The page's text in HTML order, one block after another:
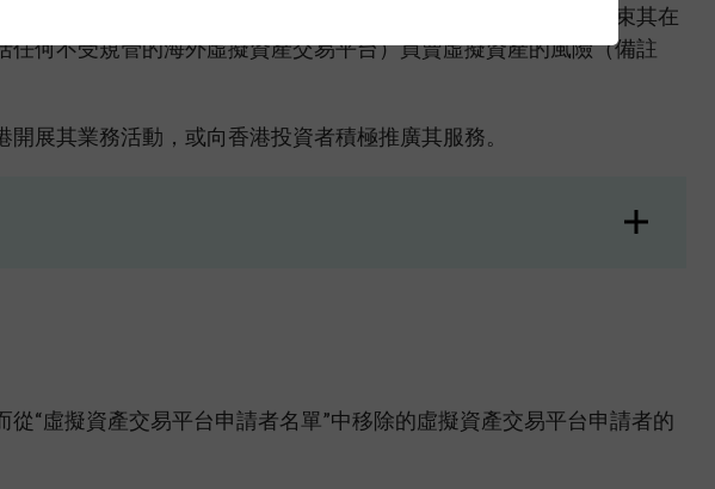
申請者的平台上（該申請者並不一定會最終獲發牌，並可能須結束其在
何不受規管的海外虛擬資產交易平台）買賣虛擬資產的風險（備註
展其業務活動，或向香港投資者積極推廣其服務。
“虛擬資產交易平台申請者名單”中移除的虛擬資產交易平台申請者的